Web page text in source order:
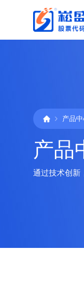
产品
产品
通过技术创新